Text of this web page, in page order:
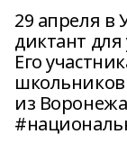
29 апреля в
диктант для
Его
школьников
из